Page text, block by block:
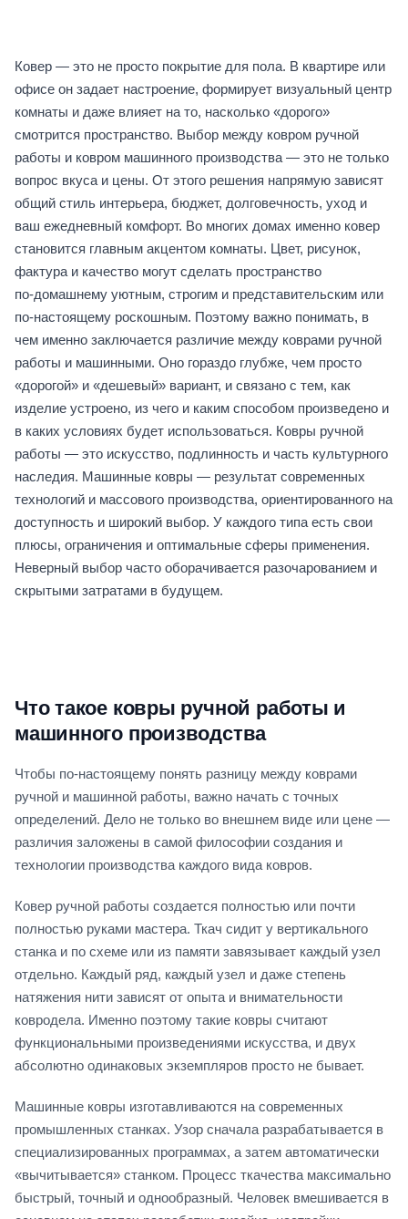
Ковер — это не просто покрытие для пола. В квартире или
офисе он задает настроение, формирует визуальный центр
комнаты и даже влияет на то, насколько «дорого»
смотрится пространство. Выбор между ковром ручной
работы и ковром машинного производства — это не только
вопрос вкуса и цены. От этого решения напрямую зависят
общий стиль интерьера, бюджет, долговечность, уход и
ваш ежедневный комфорт. Во многих домах именно ковер
становится главным акцентом комнаты. Цвет, рисунок,
фактура и качество могут сделать пространство
по‑домашнему уютным, строгим и представительским или
по‑настоящему роскошным. Поэтому важно понимать, в
чем именно заключается различие между коврами ручной
работы и машинными. Оно гораздо глубже, чем просто
«дорогой» и «дешевый» вариант, и связано с тем, как
изделие устроено, из чего и каким способом произведено и
в каких условиях будет использоваться. Ковры ручной
работы — это искусство, подлинность и часть культурного
наследия. Машинные ковры — результат современных
технологий и массового производства, ориентированного на
доступность и широкий выбор. У каждого типа есть свои
плюсы, ограничения и оптимальные сферы применения.
Неверный выбор часто оборачивается разочарованием и
скрытыми затратами в будущем.
Что такое ковры ручной работы и
машинного производства
Чтобы по‑настоящему понять разницу между коврами
ручной и машинной работы, важно начать с точных
определений. Дело не только во внешнем виде или цене —
различия заложены в самой философии создания и
технологии производства каждого вида ковров.
Ковер ручной работы создается полностью или почти
полностью руками мастера. Ткач сидит у вертикального
станка и по схеме или из памяти завязывает каждый узел
отдельно. Каждый ряд, каждый узел и даже степень
натяжения нити зависят от опыта и внимательности
ковродела. Именно поэтому такие ковры считают
функциональными произведениями искусства, и двух
абсолютно одинаковых экземпляров просто не бывает.
Машинные ковры изготавливаются на современных
промышленных станках. Узор сначала разрабатывается в
специализированных программах, а затем автоматически
«вычитывается» станком. Процесс ткачества максимально
быстрый, точный и однообразный. Человек вмешивается в